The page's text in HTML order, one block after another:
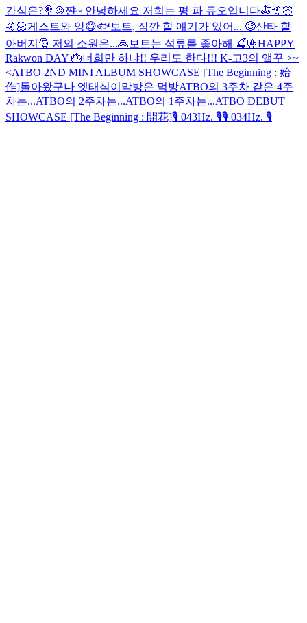
간식은?🍭🍪쨘~ 안녕하세요 저희는 평 파 듀오입니다🍝🤙🏻
🤙🏻게스트와 앙😋🐟 보트, 잠깐 할 얘기가 있어... 🧐산타 할
아버지🎅 저의 소원은...🙏 보트는 석류를 좋아해 🍒🤟HAPPY
Rakwon DAY 🎂너희만 하냐!! 우리도 한다!!! K-고3의 앨꾸 >~
<ATBO 2ND MINI ALBUM SHOWCASE [The Beginning : 始
作]돌아왔구나 엣태식이 막방은 먹방ATBO의 3주차 같은 4주
차는...ATBO의 2주차는...ATBO의 1주차는...ATBO DEBUT
SHOWCASE [The Beginning : 開花]🎙 043Hz. 🎙🎙 034Hz. 🎙